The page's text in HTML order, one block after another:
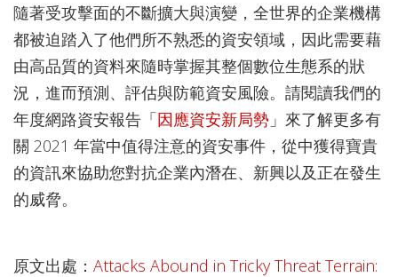
隨著受攻擊面的不斷擴大與演變，全世界的企業機構
都被迫踏入了他們所不熟悉的資安領域，因此需要藉
由高品質的資料來隨時掌握其整個數位生態系的狀
況，進而預測、評估與防範資安風險。請閱讀我們的
年度網路資安報告「因應資安新局勢 」來了解更多有
關 2021 年當中值得注意的資安事件，從中獲得寶貴
的資訊來協助您對抗企業內潛在、新興以及正在發生
的威脅。
原文出處： Attacks Abound in Tricky Threat Terrain: